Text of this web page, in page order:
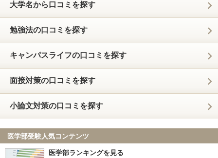
大学名から口コミを探す
勉強法の口コミを探す
キャンパスライフの口コミを探す
面接対策の口コミを探す
小論文対策の口コミを探す
医学部受験人気コンテンツ
医学部ランキングを見る